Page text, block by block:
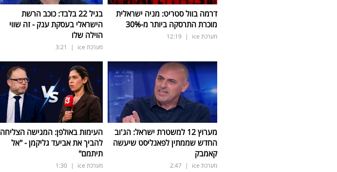
דרמה בוול סטריט: מניה ישראלית
מוכרת התרסקה ביותר מ-30%
מערכת ice |
12:19
בגיל 22 בלבד: כוכב הרשת
הישראלי בעסקת ענק - זה שווי
הוילה שלו
מערכת ice |
3:21
מערוץ 12 למשטרת ישראל: הג'וב
החדש שממתין לפאנליסט שיעשה
קאמבק
מערכת ice |
2:47
העימות באולפן: המגישה הצליחה
להביך את אביעד גליקמן - "אל
תיתמם"
מערכת ice |
1:30